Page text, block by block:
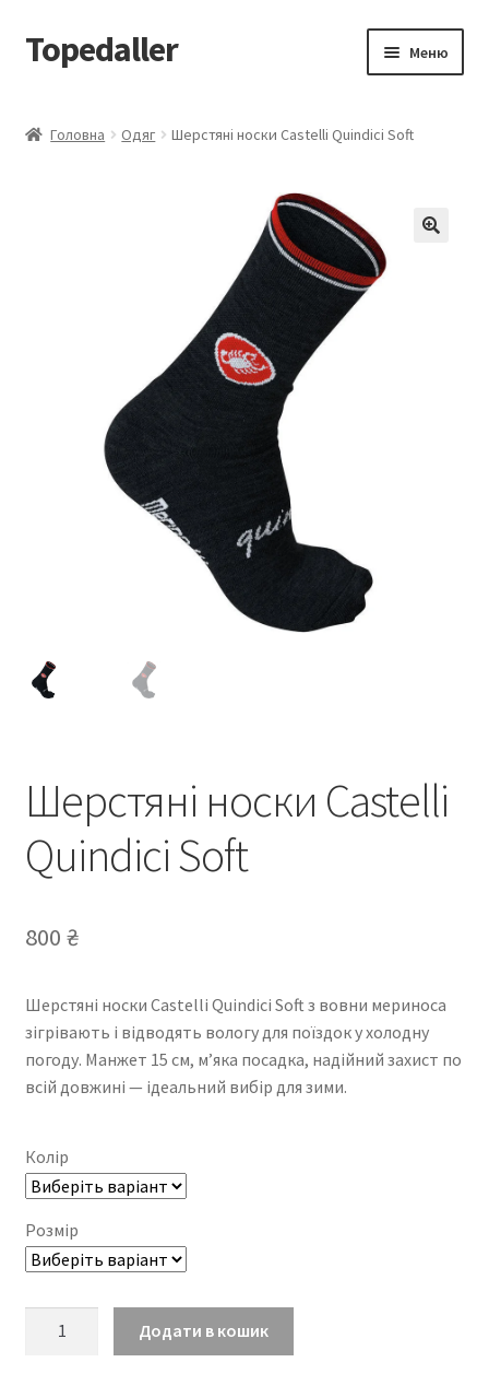
Перейти
до
Перейти
до
Topedaller Меню
Головна Одяг Шерстяні носки Castelli Quindici Soft
Шерстяні носки Castelli
Quindici Soft
800 ₴
Шерстяні носки Castelli Quindici Soft з вовни мериноса
зігрівають і відводять вологу для поїздок у холодну
погоду. Манжет 15 см, м’яка посадка, надійний захист по
всій довжині — ідеальний вибір для зими.
Колір
Розмір
Додати в кошик